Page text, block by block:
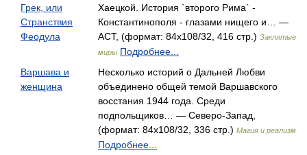
Грек, или
Странствия
Феодула
Хаецкой. История `второго Рима` -
Константинополя - глазами нищего и… —
АСТ, (формат: 84x108/32, 416 стр.) Заклятые
миры Подробнее...
Варшава и
женщина
Несколько историй о Дальней Любви
объединено общей темой Варшавского
восстания 1944 года. Среди
подпольщиков… — Северо-Запад,
(формат: 84x108/32, 336 стр.) Магия и реализм
Подробнее...